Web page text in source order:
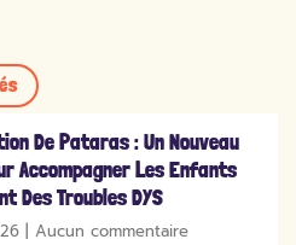
De Pataras : Un Nouveau
Accompagner Les Enfants
Des Troubles DYS
Aucun commentaire